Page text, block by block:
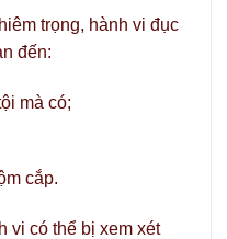
trọng, hành vi đục
đến:
mà có;
cắp.
vi có thể bị xem xét